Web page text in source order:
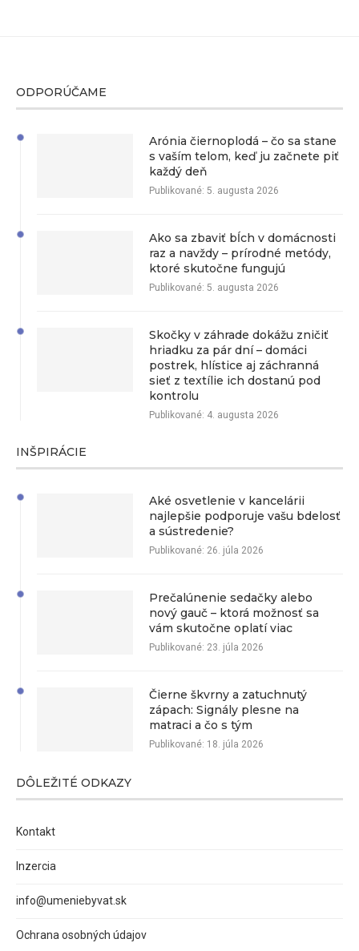
ODPORÚČAME
Arónia čiernoplodá – čo sa stane
s vaším telom, keď ju začnete piť
každý deň
Publikované: 5. augusta 2026
Ako sa zbaviť bĺch v domácnosti
raz a navždy – prírodné metódy,
ktoré skutočne fungujú
Publikované: 5. augusta 2026
Skočky v záhrade dokážu zničiť
hriadku za pár dní – domáci
postrek, hlístice aj záchranná
sieť z textílie ich dostanú pod
kontrolu
Publikované: 4. augusta 2026
INŠPIRÁCIE
Aké osvetlenie v kancelárii
najlepšie podporuje vašu bdelosť
a sústredenie?
Publikované: 26. júla 2026
Prečalúnenie sedačky alebo
nový gauč – ktorá možnosť sa
vám skutočne oplatí viac
Publikované: 23. júla 2026
Čierne škvrny a zatuchnutý
zápach: Signály plesne na
matraci a čo s tým
Publikované: 18. júla 2026
DÔLEŽITÉ ODKAZY
Kontakt
Inzercia
info@umeniebyvat.sk
Ochrana osobných údajov